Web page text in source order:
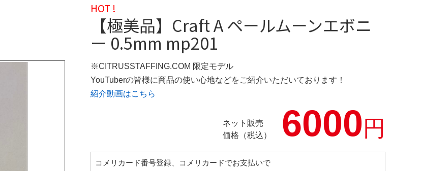
HOT !
【極美品】Craft A ペールムーンエボニ
ー 0.5mm mp201
※CITRUSSTAFFING.COM 限定モデル
YouTuberの皆様に商品の使い心地などをご紹介いただいております！
紹介動画はこちら
ネット販売
価格（税込）
6000円
コメリカード番号登録、コメリカードでお支払いで